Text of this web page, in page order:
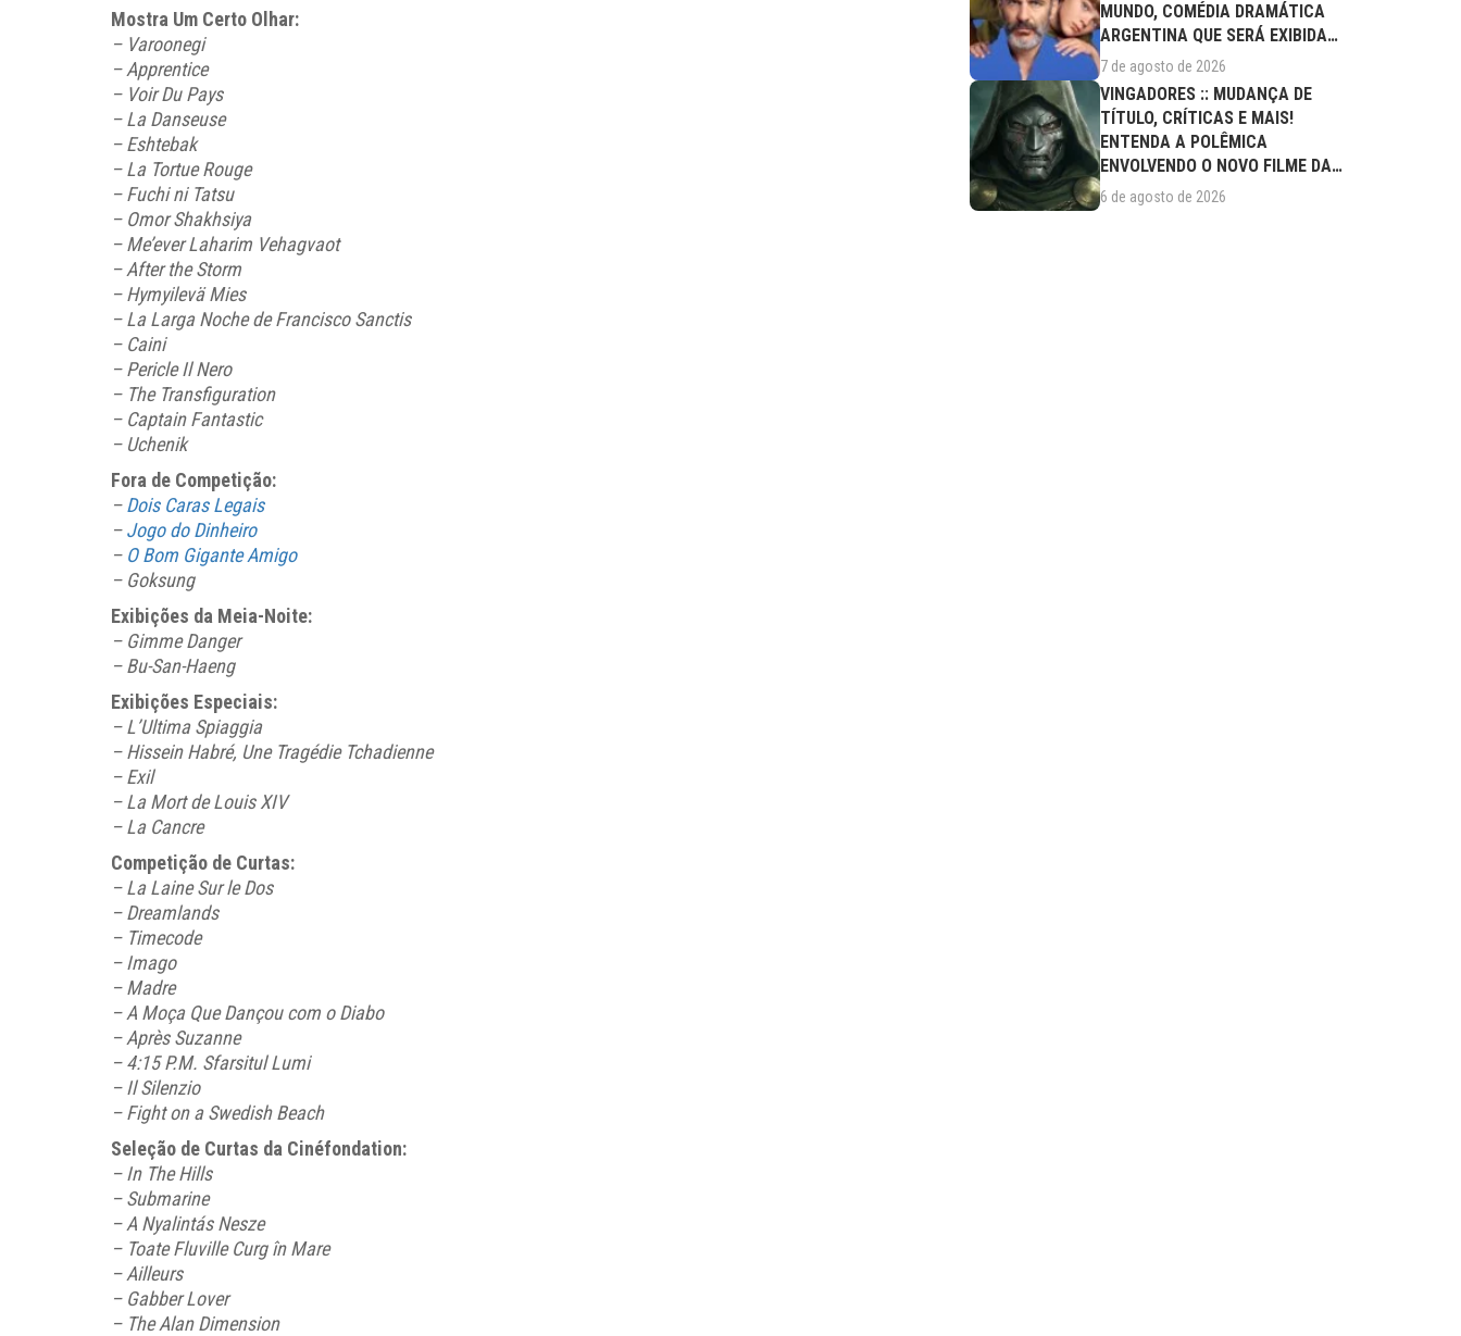
Mostra Um Certo Olhar:
– Varoonegi
– Apprentice
– Voir Du Pays
– La Danseuse
– Eshtebak
– La Tortue Rouge
– Fuchi ni Tatsu
– Omor Shakhsiya
– Me’ever Laharim Vehagvaot
– After the Storm
– Hymyilevä Mies
– La Larga Noche de Francisco Sanctis
– Caini
– Pericle Il Nero
– The Transfiguration
– Captain Fantastic
– Uchenik
Fora de Competição:
–Dois Caras Legais
–Jogo do Dinheiro
– O Bom Gigante Amigo
– Goksung
Exibições da Meia-Noite:
– Gimme Danger
– Bu-San-Haeng
Exibições Especiais:
– L’Ultima Spiaggia
– Hissein Habré, Une Tragédie Tchadienne
– Exil
– La Mort de Louis XIV
– La Cancre
Competição de Curtas:
– La Laine Sur le Dos
– Dreamlands
– Timecode
– Imago
– Madre
– A Moça Que Dançou com o Diabo
– Après Suzanne
– 4:15 P.M. Sfarsitul Lumi
– Il Silenzio
– Fight on a Swedish Beach
Seleção de Curtas da Cinéfondation:
– In The Hills
– Submarine
– A Nyalintás Nesze
– Toate Fluville Curg în Mare
– Ailleurs
– Gabber Lover
– The Alan Dimension
MUNDO, COMÉDIA DRAMÁTICA
ARGENTINA QUE SERÁ EXIBIDA
NESTA SEXTA (07/08)
7 de agosto de 2026
VINGADORES :: MUDANÇA DE
TÍTULO, CRÍTICAS E MAIS!
ENTENDA A POLÊMICA
ENVOLVENDO O NOVO FILME DA
MARVEL
6 de agosto de 2026